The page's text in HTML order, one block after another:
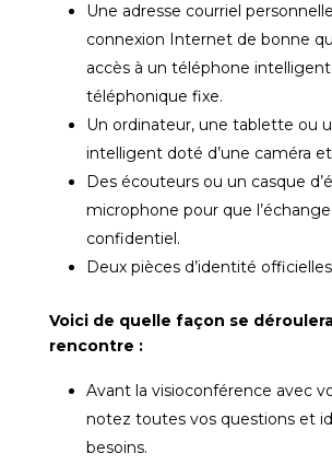
Une adresse courriel
connexion Internet de bonne
accès à un téléphone
téléphonique fixe.
Un ordinateur, une tablette ou
intelligent doté d’une caméra et
Des écouteurs ou un casque
microphone pour que
confidentiel.
Deux pièces d’identité
Voici de quelle façon se
rencontre :
Avant la visioconférence avec
notez toutes vos questions et
besoins.